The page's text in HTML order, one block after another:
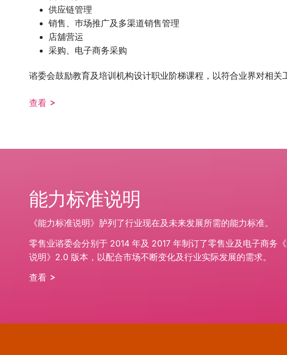
供应链管理
销售、巿场推广及多渠道销售管理
店舖营运
采购、电子商务采购
谘委会鼓励教育及培训机构设计职业阶梯课程，以符合业界对相关
查看
能力标准说明
《能力标准说明》胪列了行业现在及未来发展所需的能力标准。
零售业谘委会分别于 2014 年及 2017 年制订了零售业及电子商务
说明》2.0 版本，以配合市场不断变化及行业实际发展的需求。
查看